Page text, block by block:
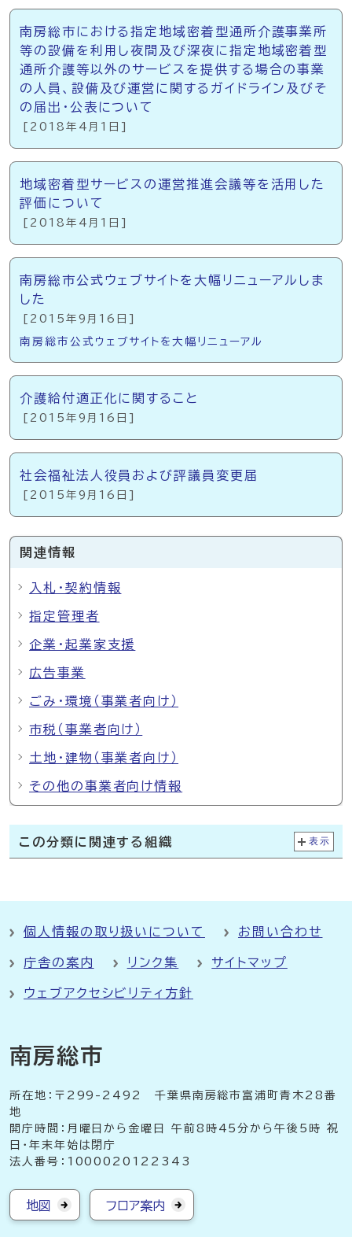
南房総市における指定地域密着型通所介護事業所
等の設備を利用し夜間及び深夜に指定地域密着型
通所介護等以外のサービスを提供する場合の事業
の人員、設備及び運営に関するガイドライン及びそ
の届出・公表について
[2018年4月1日]
地域密着型サービスの運営推進会議等を活用した
評価について
[2018年4月1日]
南房総市公式ウェブサイトを大幅リニューアルしま
した
[2015年9月16日]
南房総市公式ウェブサイトを大幅リニューアル
介護給付適正化に関すること
[2015年9月16日]
社会福祉法人役員および評議員変更届
[2015年9月16日]
関連情報
入札・契約情報
指定管理者
企業・起業家支援
広告事業
ごみ・環境（事業者向け）
市税（事業者向け）
土地・建物（事業者向け）
その他の事業者向け情報
この分類に関連する組織 表示
個人情報の取り扱いについて お問い合わせ
庁舎の案内 リンク集 サイトマップ
ウェブアクセシビリティ方針
南房総市
所在地：〒299-2492 千葉県南房総市富浦町青木28番
地
開庁時間：月曜日から金曜日 午前8時45分から午後5時 祝
日・年末年始は閉庁
法人番号：1000020122343
地図 フロア案内